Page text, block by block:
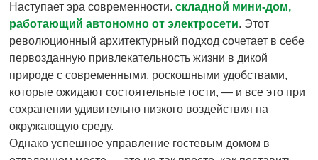
Наступает эра современности.складной мини-дом,
работающий автономно от электросети. Этот
революционный архитектурный подход сочетает в себе
первозданную привлекательность жизни в дикой
природе с современными, роскошными удобствами,
которые ожидают состоятельные гости, — и все это при
сохранении удивительно низкого воздействия на
окружающую среду.
Однако успешное управление гостевым домом в